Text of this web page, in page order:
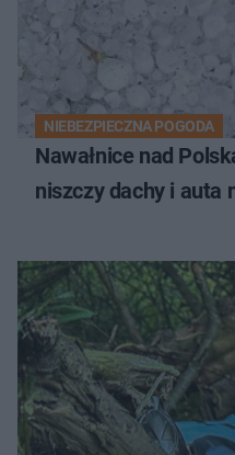
NIEBEZPIECZNA POGODA
Nawałnice nad
niszczy dachy i auta